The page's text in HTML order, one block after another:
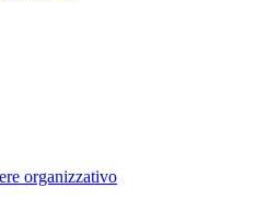
organizzativo